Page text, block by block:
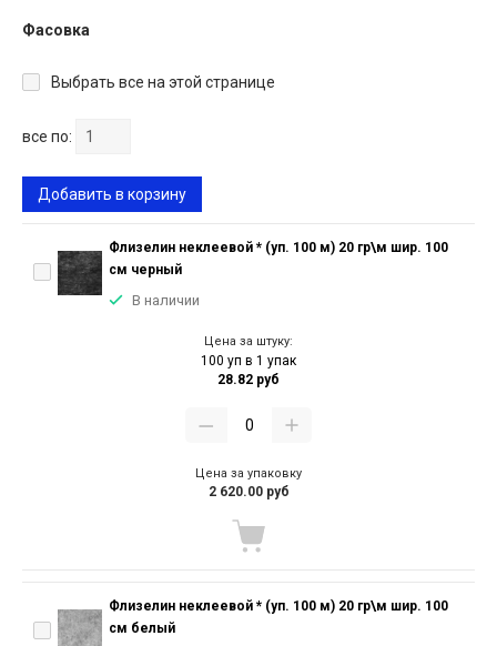
Фасовка
Выбрать все на этой странице
все по:
Добавить в корзину
Флизелин неклеевой * (уп. 100 м) 20 гр\м шир. 100
см черный
В наличии
Цена за штуку:
100 уп в 1 упак
28.82 руб
Цена за упаковку
2 620.00 руб
Флизелин неклеевой * (уп. 100 м) 20 гр\м шир. 100
см белый